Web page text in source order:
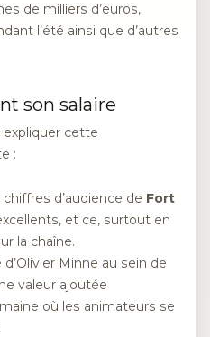
de milliers d’euros,
l’été ainsi que d’autres
son salaire
expliquer cette
:
chiffres d’audience de Fort
et ce, surtout en
la chaîne.
Minne au sein de
valeur ajoutée
où les animateurs se